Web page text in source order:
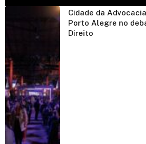
Cidade da
Porto Alegre no
Direito